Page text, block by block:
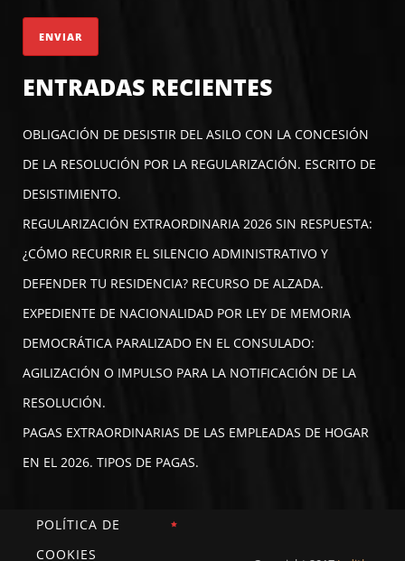
ENTRADAS RECIENTES
OBLIGACIÓN DE DESISTIR DEL ASILO CON LA CONCESIÓN
DE LA RESOLUCIÓN POR LA REGULARIZACIÓN. ESCRITO DE
DESISTIMIENTO.
REGULARIZACIÓN EXTRAORDINARIA 2026 SIN RESPUESTA:
¿CÓMO RECURRIR EL SILENCIO ADMINISTRATIVO Y
DEFENDER TU RESIDENCIA? RECURSO DE ALZADA.
EXPEDIENTE DE NACIONALIDAD POR LEY DE MEMORIA
DEMOCRÁTICA PARALIZADO EN EL CONSULADO:
AGILIZACIÓN O IMPULSO PARA LA NOTIFICACIÓN DE LA
RESOLUCIÓN.
PAGAS EXTRAORDINARIAS DE LAS EMPLEADAS DE HOGAR
EN EL 2026. TIPOS DE PAGAS.
POLÍTICA DE
COOKIES